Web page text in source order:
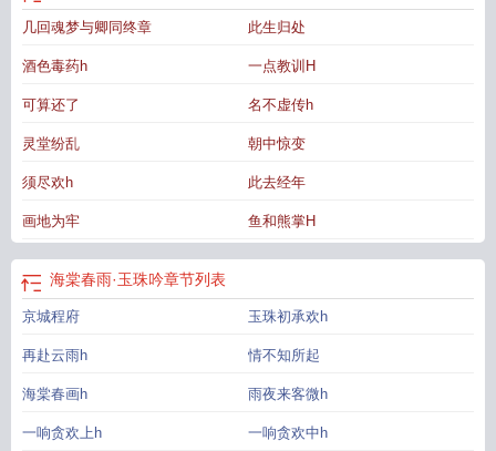
作者慢生活结局
生活著)_想听什么
几回魂梦与卿同终章 此生归处
酒色毒药h 一点教训H
可算还了 名不虚传h
灵堂纷乱 朝中惊变
须尽欢h 此去经年
画地为牢 鱼和熊掌H
海棠春雨·玉珠吟章节列表
京城程府 玉珠初承欢h
再赴云雨h 情不知所起
海棠春画h 雨夜来客微h
一响贪欢上h 一响贪欢中h